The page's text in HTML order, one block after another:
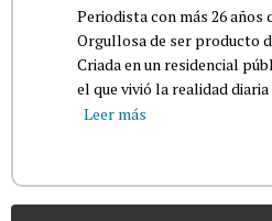
Periodista con más 26 años
Orgullosa de ser producto
Criada en un residencial
el que vivió la realidad diaria
Leer más